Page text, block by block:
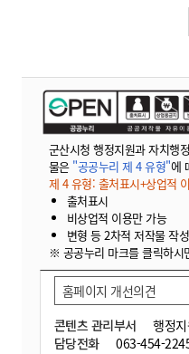
군산시청 행정지원과 자치행
물은 "공공누리 제 4 유형"에
제 4 유형: 출처표시+상업적
출처표시
비상업적 이용만 가능
변형 등 2차적 저작물 작
※ 공공누리 마크를 클릭하시
콘텐츠 관리부서
행정
담당전화
063-454-
홈페이지 개선의견